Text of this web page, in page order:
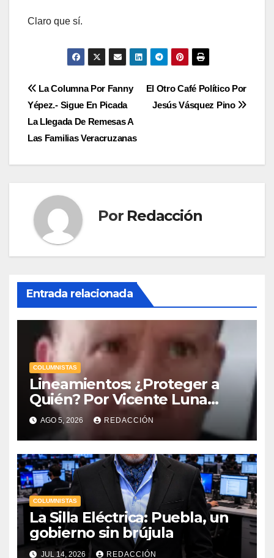
Claro que sí.
Navegación
de
entradas
El Otro Café Político Por
Jesús Vásquez Pino
La Columna Por Fanny
Yépez.- Sigue En Picada
La Llegada De Remesas A
Las Familias Veracruzanas
Por Redacción
Entrada relacionada
COLUMNISTAS
Lineamientos: ¿Proteger a
Quién? Por Vicente Luna
Hernández
AGO 5, 2026 REDACCIÓN
COLUMNISTAS
La Silla Eléctrica: Puebla, un
gobierno sin brújula
JUL 14, 2026 REDACCIÓN